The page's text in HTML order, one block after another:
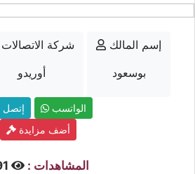
شركة الاتصالات
أوريدو
إسم المالك
بوسعود
إتصل
الواتسب
أضف مزايدة
المشاهدات :